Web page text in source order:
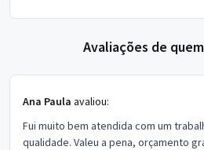
Avaliações de
Ana Paula avaliou:
Fui muito bem atendida com um
qualidade. Valeu a pena, orçamento